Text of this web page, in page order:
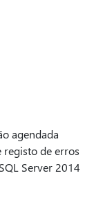
agendada
de erros
Server 2014